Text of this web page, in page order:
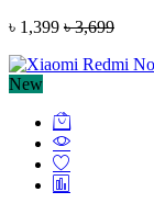
৳ 1,399 ৳ 3,699
New